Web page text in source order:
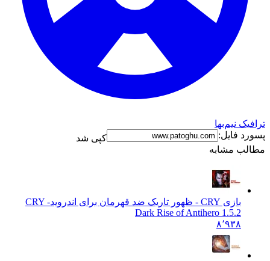
نیم‌بها
فایل:
کپی شد
مشابه
CRY -
Dark Rise of Antihero 1.5.2